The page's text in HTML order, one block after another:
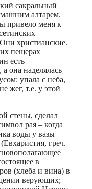
сакральный
алтарем.
привело меня к
христианские.
пещерах
есть
она наделялась
упала с неба,
жег, т.е. у этой
стены, сделал
рая – когда
воды у вазы
греч.
в
(хлеба и вина) в
верующих;